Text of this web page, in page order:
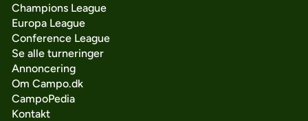
Champions League
Europa League
Conference League
Se alle turneringer
Annoncering
Om Campo.dk
CampoPedia
Kontakt